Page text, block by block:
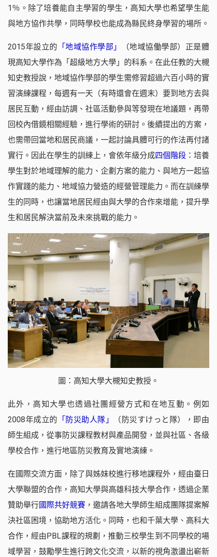
1％。除了培養能自主學習的學生，高知大學也希望學生能
與地方協作共學，同時學校也能成為縣民終身學習的場所。
2015年設立的 「地域協作學部」
（地域協働學部）正是體
現高知大學作為「超級地方大學」的科系。在此任教的大槻
知史教授說，地域協作學部的學生需修習超過六百小時的實
習演練課程，每週有一天（有時還會在週末）要到地方去與
居民互動，經由訪調、社區活動參與等發現在地議題，再帶
回校內借鏡相關經驗，進行學術的研討。後續提出的方案，
也需帶回當地和居民商議，一起討論具體可行的作法再付諸
實行。因此在學生的訓練上，會依年級分成四個階段 ：培養
學生對於地域理解的能力、企劃方案的能力、與地方一起協
作實踐的能力、地域協力營造的經營管理能力。而在訓練學
生的同時，也讓當地居民經由與大學的合作來增能，提升學
生和居民解決當前及未來挑戰的能力。
圖：高知大學大槻知史教授。
此外，高知大學也透過社團經營方式和在地互動。例如
2008年成立的 「防災助人隊」
（防災すけっと隊），即由
師生組成，從事防災課程教材與產品開發，並與社區、各級
學校合作，進行地區防災教育及實地演練。
在國際交流方面，除了與姊妹校進行移地課程外，經由臺日
大學聯盟的合作，高知大學與高雄科技大學合作，透過企業
贊助舉行國際共好競賽 ，邀請各地大學師生組成團隊提案解
決社區困境，協助地方活化。同時，也和千葉大學、高科大
合作，經由PBL課程的規劃，推動三校學生到不同學校的場
域學習，鼓勵學生進行跨文化交流，以新的視角激盪出嶄新